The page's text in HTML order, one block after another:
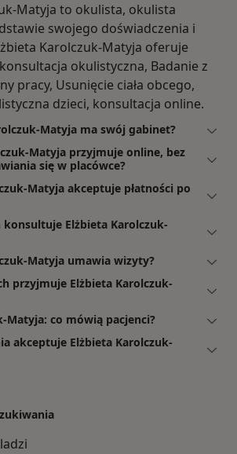
Matyja to okulista, okulista
swojego doświadczenia i
Karolczuk-Matyja oferuje
okulistyczna, Badanie z
pracy, Usunięcie ciała obcego,
dzieci, konsultacja online.
Matyja ma swój gabinet?
Matyja przyjmuje online, bez
się w placówce?
Matyja akceptuje płatności po
Elżbieta Karolczuk-
Matyja umawia wizyty?
przyjmuje Elżbieta Karolczuk-
Matyja: co mówią pacjenci?
akceptuje Elżbieta Karolczuk-